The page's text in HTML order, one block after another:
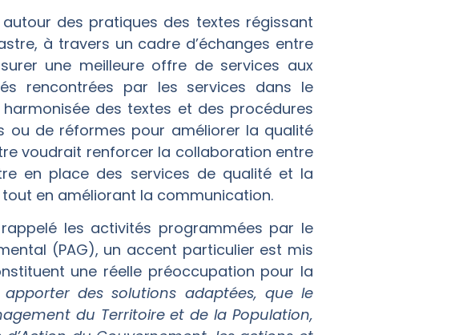
des pratiques des textes régissant
à travers un cadre d’échanges entre
une meilleure offre de services aux
rencontrées par les services dans le
des textes et des procédures
ou de réformes pour améliorer la qualité
voudrait renforcer la collaboration entre
en place des services de qualité et la
en améliorant la communication.
rappelé les activités programmées par le
(PAG), un accent particulier est mis
une réelle préoccupation pour la
apporter des solutions adaptées, que le
du Territoire et de la Population,